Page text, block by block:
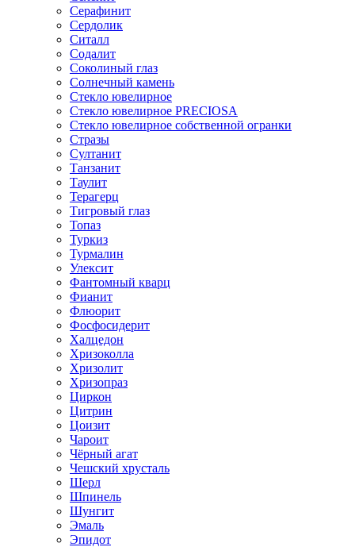
Серафинит
Сердолик
Ситалл
Содалит
Соколиный глаз
Солнечный камень
Стекло ювелирное
Стекло ювелирное PRECIOSA
Стекло ювелирное собственной огранки
Стразы
Султанит
Танзанит
Таулит
Терагерц
Тигровый глаз
Топаз
Туркиз
Турмалин
Улексит
Фантомный кварц
Фианит
Флюорит
Фосфосидерит
Халцедон
Хризоколла
Хризолит
Хризопраз
Циркон
Цитрин
Цоизит
Чароит
Чёрный агат
Чешский хрусталь
Шерл
Шпинель
Шунгит
Эмаль
Эпидот